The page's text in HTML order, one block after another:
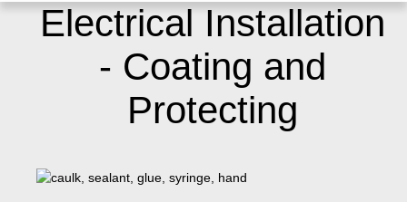
Electrical Installation
- Coating and
Protecting